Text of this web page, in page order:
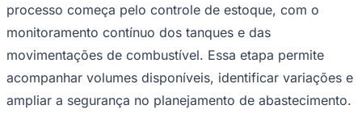
processo começa pelo controle de estoque, com o
monitoramento contínuo dos tanques e das
movimentações de combustível. Essa etapa permite
acompanhar volumes disponíveis, identificar variações e
ampliar a segurança no planejamento de abastecimento.